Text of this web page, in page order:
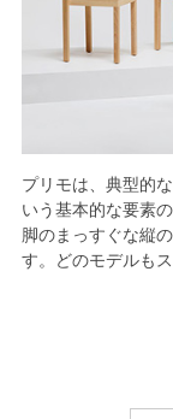
プリモは、典型的
いう基本的な要素
脚のまっすぐな縦
す。どのモデルも